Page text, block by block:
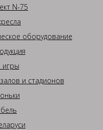
N-75
оборудование
игры
и стадионов